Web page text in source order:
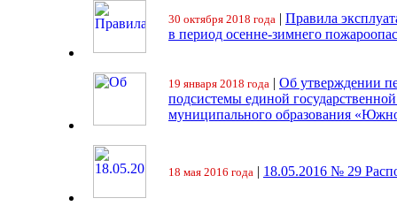
30 октября 2018 года | Правила
в период осенне-зимнего
19 января 2018 года | Об утверждении
подсистемы единой
муниципального образования
18 мая 2016 года | 18.05.2016 № 29